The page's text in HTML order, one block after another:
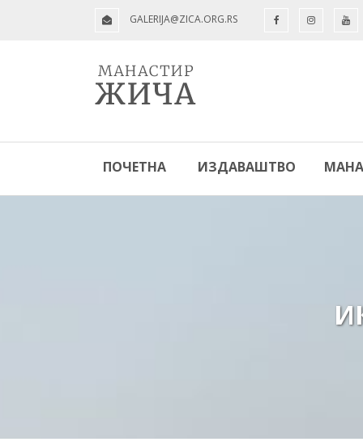
GALERIJA@ZICA.ORG.RS
ПОЧЕТНА ИЗДАВАШТВО